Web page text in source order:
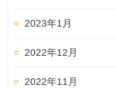
2023年1月
2022年12月
2022年11月